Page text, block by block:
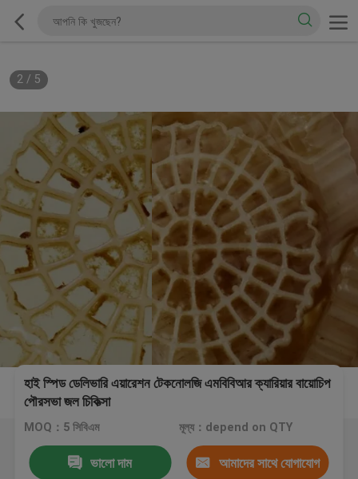
2/ 5
হাই স্পিড ডেলিভারি এয়ারেশন টেকনোলজি এমবিবিআর ক্যারিয়ার বায়োচিপ
পৌরসভা জল চিকিত্সা
MOQ：5 সিবিএম মূল্য：depend on QTY
ভালো দাম আমাদের সাথে যোগাযোগ